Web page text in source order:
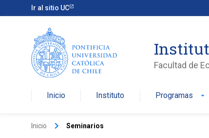
Ir al sitio UC
Facultad de
Inicio Instituto Programas arrow_drop_down
Inicio keyboard_arrow_right Seminarios